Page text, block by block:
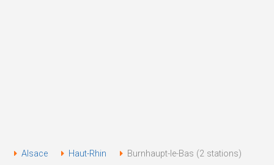
Alsace Haut-Rhin Burnhaupt-le-Bas (2 stations)